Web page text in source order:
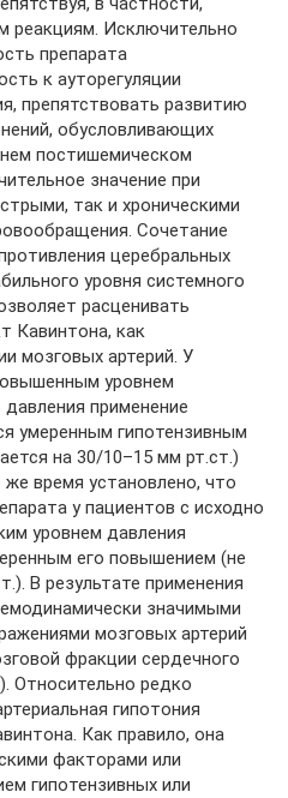
реакциям. Исключительно
препарата
к ауторегуляции
препятствовать развитию
обусловливающих
постишемическом
значение при
так и хроническими
Сочетание
церебральных
уровня системного
расценивать
Кавинтона, как
мозговых артерий. У
уровнем
применение
умеренным гипотензивным
на 30/10–15 мм рт.ст.)
время установлено, что
у пациентов с исходно
уровнем давления
его повышением (не
В результате применения
значимыми
мозговых артерий
фракции сердечного
Относительно редко
гипотония
Как правило, она
факторами или
гипотензивных или